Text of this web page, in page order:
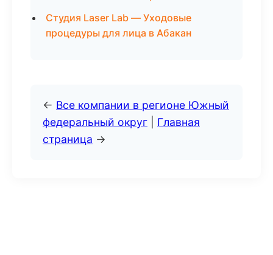
Студия Laser Lab — Уходовые
процедуры для лица в Абакан
← Все компании в регионе Южный
федеральный округ
Главная
страница →